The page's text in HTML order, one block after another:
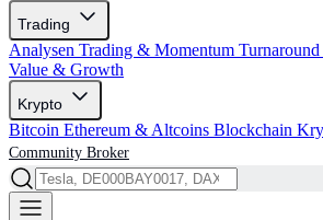
Trading
Analysen Trading & Momentum Turnaround
Value & Growth
Krypto
Bitcoin Ethereum & Altcoins Blockchain
Community Broker